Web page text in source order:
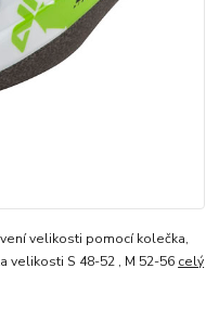
velikosti pomocí kolečka,
velikosti S 48-52 , M 52-56 celý